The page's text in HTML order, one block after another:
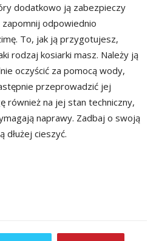
dodatkowo ją zabezpieczy
odpowiednio
To, jak ją przygotujesz,
rodzaj kosiarki masz. Należy ją
oczyścić za pomocą wody,
przeprowadzić jej
również na jej stan techniczny,
naprawy. Zadbaj o swoją
dłużej cieszyć.